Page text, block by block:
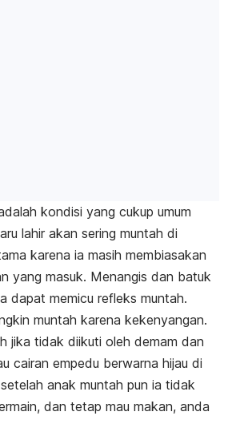
kondisi yang cukup umum
lahir akan sering muntah di
karena ia masih membiasakan
yang masuk. Menangis dan batuk
dapat memicu refleks muntah.
muntah karena kekenyangan.
jika tidak diikuti oleh demam dan
cairan empedu berwarna hijau di
anak muntah pun ia tidak
dan tetap mau makan, anda